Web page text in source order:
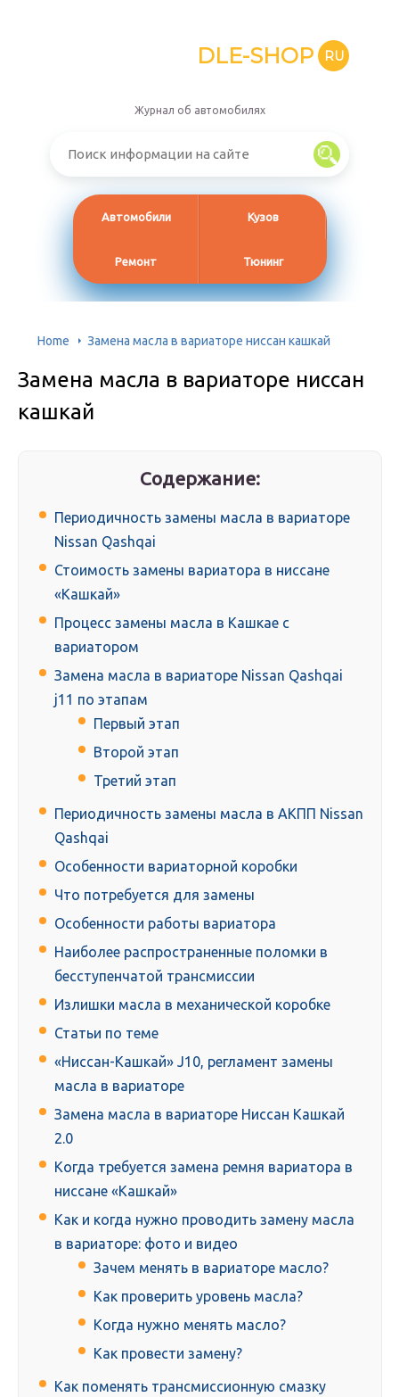
DLE-SHOP RU
Журнал об автомобилях
Автомобили Кузов
Ремонт Тюнинг
Home Замена масла в вариаторе ниссан кашкай
Замена масла в вариаторе ниссан
кашкай
Содержание:
Периодичность замены масла в вариаторе
Nissan Qashqai
Стоимость замены вариатора в ниссане
«Кашкай»
Процесс замены масла в Кашкае с
вариатором
Замена масла в вариаторе Nissan Qashqai
j11 по этапам
Первый этап
Второй этап
Третий этап
Периодичность замены масла в АКПП Nissan
Qashqai
Особенности вариаторной коробки
Что потребуется для замены
Особенности работы вариатора
Наиболее распространенные поломки в
бесступенчатой трансмиссии
Излишки масла в механической коробке
Статьи по теме
«Ниссан-Кашкай» J10, регламент замены
масла в вариаторе
Замена масла в вариаторе Ниссан Кашкай
2.0
Когда требуется замена ремня вариатора в
ниссане «Кашкай»
Как и когда нужно проводить замену масла
в вариаторе: фото и видео
Зачем менять в вариаторе масло?
Как проверить уровень масла?
Когда нужно менять масло?
Как провести замену?
Как поменять трансмиссионную смазку